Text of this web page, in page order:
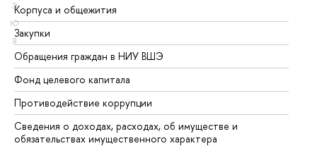
Э
Ю
Я
Корпуса и общежития
Закупки
Обращения граждан в НИУ ВШЭ
Фонд целевого капитала
Противодействие коррупции
Сведения о доходах, расходах, об имуществе и
обязательствах имущественного характера